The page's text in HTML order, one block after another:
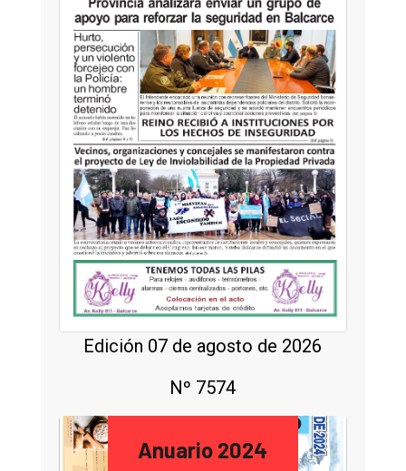
Edición 07 de agosto de 2026
Nº 7574
Anuario 2024